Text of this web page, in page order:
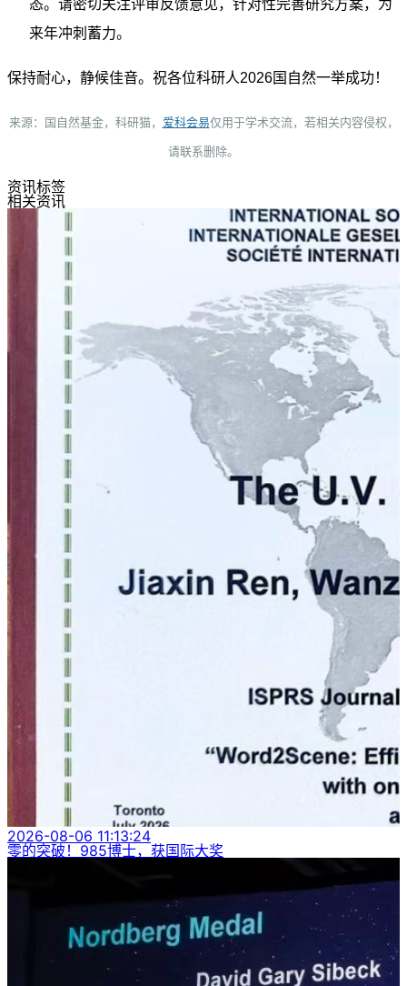
态。请密切关注评审反馈意见，针对性完善研究方案，为
来年冲刺蓄力。
保持耐心，静候佳音。祝各位科研人2026国自然一举成功！
来源：国自然基金，科研猫， 爱科会易仅用于学术交流，若相关内容侵权，
请联系删除。
资讯标签
相关资讯
2026-08-06 11:13:24
零的突破！985博士，获国际大奖